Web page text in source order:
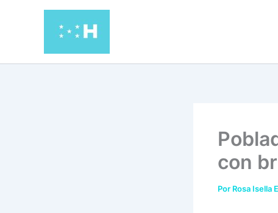
con
Por Rosa Isella